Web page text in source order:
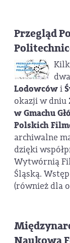
Przegląd
Lodowcówi
okazji w dniu
w Gmachu
Polskich
archiwalne
dzięki
Wytwórnią
Śląską.
(również dla